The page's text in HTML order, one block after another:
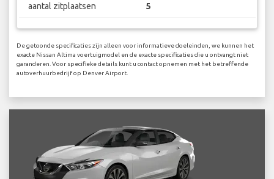
aantal zitplaatsen 5
De getoonde specificaties zijn alleen voor informatieve doeleinden, we kunnen het
exacte Nissan Altima voertuigmodel en de exacte specificaties die u ontvangt niet
garanderen. Voor specifieke details kunt u contact opnemen met het betreffende
autoverhuurbedrijf op Denver Airport.